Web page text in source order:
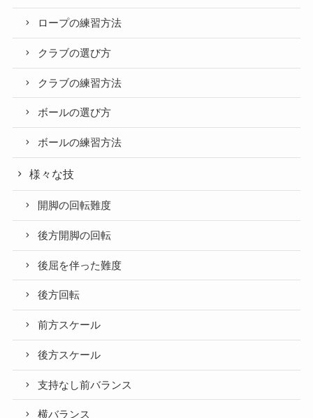
ロープの練習方法
クラブの選び方
クラブの練習方法
ボールの選び方
ボールの練習方法
様々な技
開脚の回転難度
後方開脚の回転
後屈を伴った難度
後方回転
前方スケール
後方スケール
支持なし前バランス
横バランス